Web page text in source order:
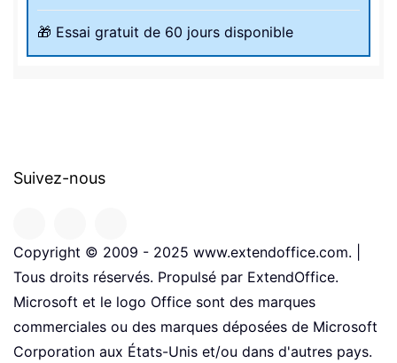
🎁 Essai gratuit de 60 jours disponible
Suivez-nous
Copyright © 2009 - 2025 www.extendoffice.com. |
Tous droits réservés. Propulsé par ExtendOffice.
Microsoft et le logo Office sont des marques
commerciales ou des marques déposées de Microsoft
Corporation aux États-Unis et/ou dans d'autres pays.